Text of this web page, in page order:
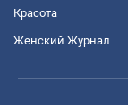
Красота
Женский Журнал